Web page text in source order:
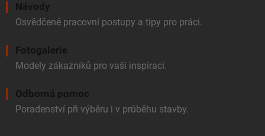
Návody
Osvědčené pracovní postupy a tipy pro práci.
Fotogalerie
Modely zákazníků pro vaši inspiraci.
Odborná pomoc
Poradenství při výběru i v průběhu stavby.